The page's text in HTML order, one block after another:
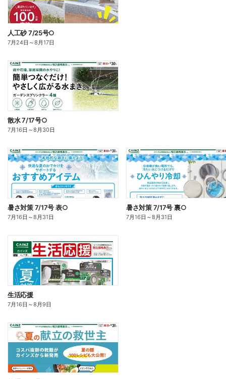
人工砂 7/25号○
7月24日 ～8月17日
散水 7/17号○
7月16日 ～8月30日
暑さ対策 7/17号 表○
7月16日 ～8月31日
暑さ対策 7/17号 裏○
7月16日 ～8月31日
生活応援
7月16日 ～8月9日